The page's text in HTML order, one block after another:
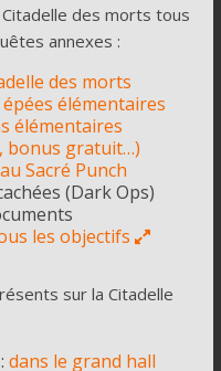
des morts tous
annexes :
des morts
élémentaires
élémentaires
bonus gratuit…)
Sacré Punch
(Dark Ops)
les objectifs
sur la Citadelle
dans le grand hall